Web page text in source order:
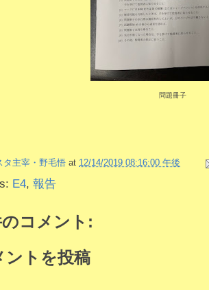
問題冊子
タ主宰・野毛悟 at 12/14/2019 08:16:00 午後
E4, 報告
コメント:
ントを投稿